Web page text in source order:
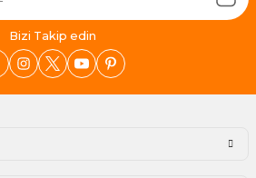
Bizi Takip edin